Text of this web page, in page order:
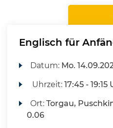
Englisch für
Datum: Mo.
Uhrzeit:17:45 - 19:15
Ort:Torgau,
0.06